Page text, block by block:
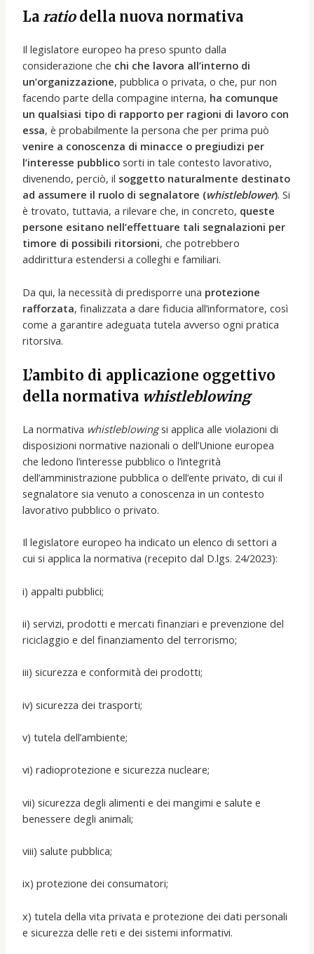
Laratiodella nuova normativa
Il legislatore europeo ha preso spunto dalla
considerazione che chi che lavora all’interno di
un’organizzazione, pubblica o privata, o che, pur non
facendo parte della compagine interna, ha comunque
un qualsiasi tipo di rapporto per ragioni di lavoro con
essa, è probabilmente la persona che per prima può
venire a conoscenza di minacce o pregiudizi per
l’interesse pubblico sorti in tale contesto lavorativo,
divenendo, perciò, il soggetto naturalmente destinato
ad assumere il ruolo di segnalatore (whistleblower). Si
è trovato, tuttavia, a rilevare che, in concreto, queste
persone esitano nell’effettuare tali segnalazioni per
timore di possibili ritorsioni, che potrebbero
addirittura estendersi a colleghi e familiari.
Da qui, la necessità di predisporre una protezione
rafforzata, finalizzata a dare fiducia all’informatore, così
come a garantire adeguata tutela avverso ogni pratica
ritorsiva.
L’ambito di applicazione oggettivo
della normativa whistleblowing
La normativa whistleblowingsi applica alle violazioni di
disposizioni normative nazionali o dell’Unione europea
che ledono l’interesse pubblico o l’integrità
dell’amministrazione pubblica o dell’ente privato, di cui il
segnalatore sia venuto a conoscenza in un contesto
lavorativo pubblico o privato.
Il legislatore europeo ha indicato un elenco di settori a
cui si applica la normativa (recepito dal D.lgs. 24/2023):
i) appalti pubblici;
ii) servizi, prodotti e mercati finanziari e prevenzione del
riciclaggio e del finanziamento del terrorismo;
iii) sicurezza e conformità dei prodotti;
iv) sicurezza dei trasporti;
v) tutela dell’ambiente;
vi) radioprotezione e sicurezza nucleare;
vii) sicurezza degli alimenti e dei mangimi e salute e
benessere degli animali;
viii) salute pubblica;
ix) protezione dei consumatori;
x) tutela della vita privata e protezione dei dati personali
e sicurezza delle reti e dei sistemi informativi.